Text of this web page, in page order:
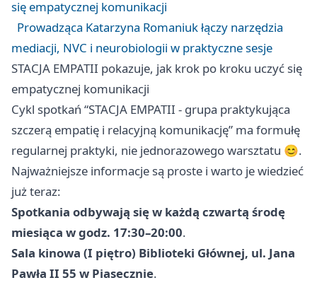
się empatycznej komunikacji
Prowadząca Katarzyna Romaniuk łączy narzędzia
mediacji, NVC i neurobiologii w praktyczne sesje
STACJA EMPATII pokazuje, jak krok po kroku uczyć się
empatycznej komunikacji
Cykl spotkań “STACJA EMPATII - grupa praktykująca
szczerą empatię i relacyjną komunikację” ma formułę
regularnej praktyki, nie jednorazowego warsztatu 😊.
Najważniejsze informacje są proste i warto je wiedzieć
już teraz:
Spotkania odbywają się w każdą czwartą środę
miesiąca w godz. 17:30–20:00.
Sala kinowa (I piętro) Biblioteki Głównej, ul. Jana
Pawła II 55 w Piasecznie.